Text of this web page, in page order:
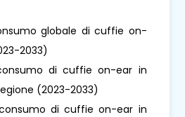
globale di cuffie on-
2033)
di cuffie on-ear in
(2023-2033)
consumo di cuffie on-ear in